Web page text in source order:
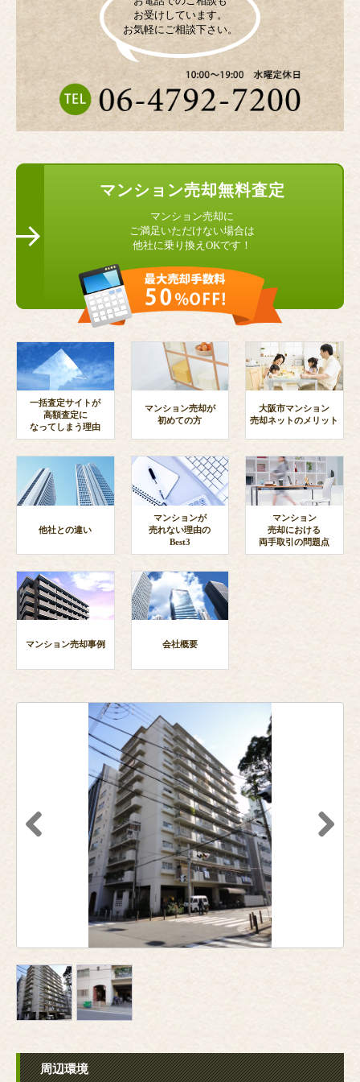
お受けしています。
お気軽にご相談下さい。
マンション売却無料査定
マンション売却に
ご満足いただけない場合は
他社に乗り換えOKです！
一括査定サイトが
高額査定に
なってしまう理由
マンション売却が
初めての方
大阪市マンション
売却ネットのメリット
他社との違い
マンションが
売れない理由の
Best3
マンション
売却における
両手取引の問題点
マンション売却事例 会社概要
周辺環境